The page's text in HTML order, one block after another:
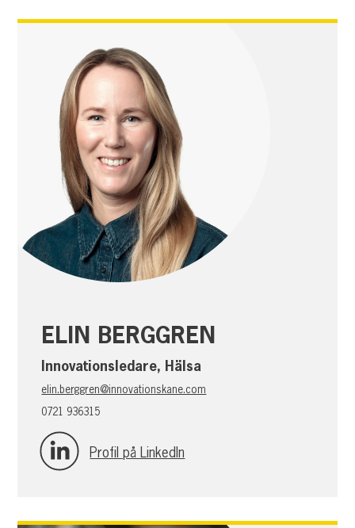
ELIN BERGGREN
Innovationsledare, Hälsa
elin.berggren@innovationskane.com
0721 936315
Profil på LinkedIn